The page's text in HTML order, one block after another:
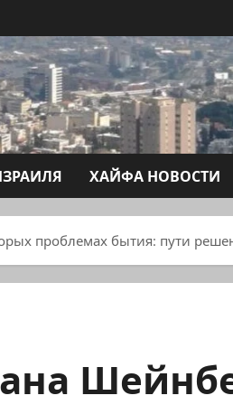
ХАЙФА НОВОСТИ
проблемах бытия: пути